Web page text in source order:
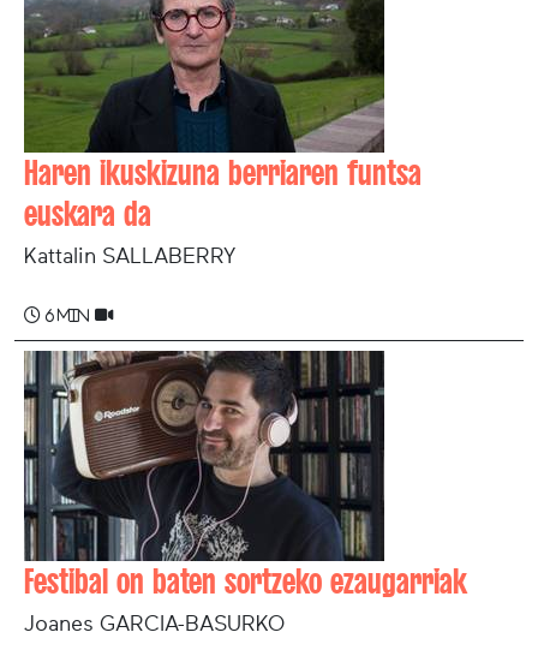
Haren ikuskizuna berriaren funtsa
euskara da
Kattalin SALLABERRY
6 min
Festibal on baten sortzeko ezaugarriak
Joanes GARCIA-BASURKO